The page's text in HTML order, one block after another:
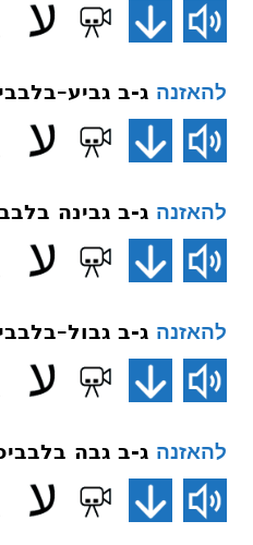
להאזנה ג-ב
להאזנה ג-ב גבינה
להאזנה ג-ב
להאזנה ג-ב גבה